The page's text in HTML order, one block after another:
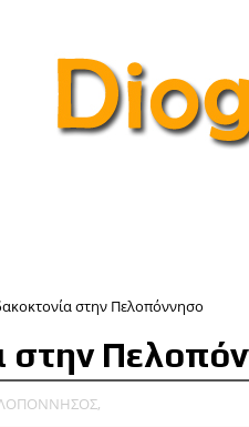
στην Πελοπόννησο
στην